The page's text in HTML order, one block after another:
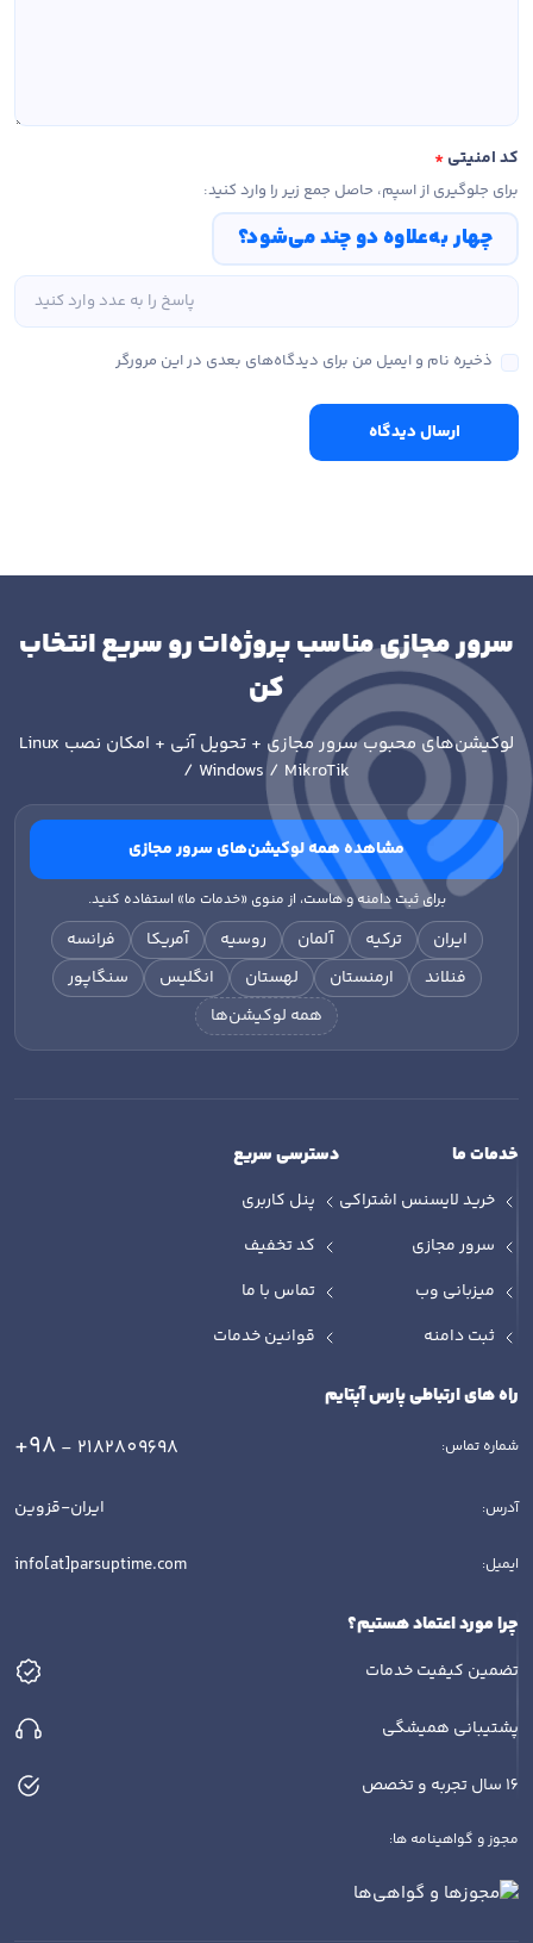
کد امنیتی*
برای جلوگیری از اسپم، حاصل جمع زیر را وارد کنید:
چهار به‌علاوه دو چند می‌شود؟
ذخیره نام و ایمیل من برای دیدگاه‌های بعدی در این مرورگر
ارسال دیدگاه
سرور مجازی مناسب پروژه‌ات رو سریع انتخاب
کن
لوکیشن‌های محبوب سرور مجازی + تحویل آنی + امکان نصب Linux
/ Windows / MikroTik
مشاهده همه لوکیشن‌های سرور مجازی
برای ثبت دامنه و هاست، از منوی «خدمات ما» استفاده کنید.
ایران ترکیه آلمان روسیه آمریکا
فرانسه
فنلاند
ارمنستان لهستان انگلیس
سنگاپور
همه لوکیشن‌ها
خدمات ما
خرید لایسنس اشتراکی
سرور مجازی
میزبانی وب
ثبت دامنه
دسترسی سریع
پنل کاربری
کد تخفیف
تماس با ما
قوانین خدمات
راه های ارتباطی پارس آپتایم
شماره تماس: +98 - 2182809698
آدرس: ایران-قزوین
ایمیل: info[at]parsuptime.com
چرا مورد اعتماد هستیم؟
تضمین کیفیت خدمات
پشتیبانی همیشگی
16 سال تجربه و تخصص
مجوز و گواهینامه ها: